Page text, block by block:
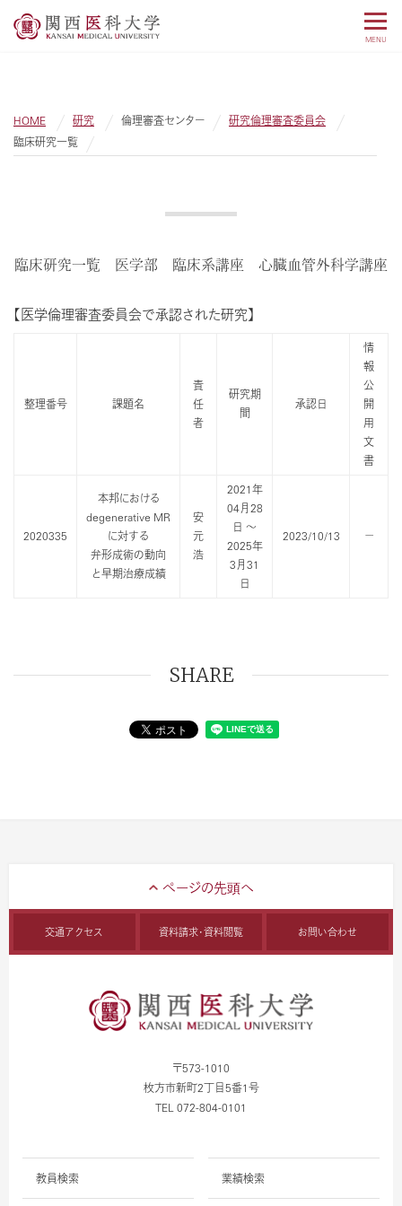
MENU
HOME 研究 倫理審査センター
研究倫理審査委員会
臨床研究一覧
臨床研究一覧 医学部 臨床系講座 心臓血管外科学講座
【医学倫理審査委員会で承認された研究】
整理番号 課題名
責
任
者
研究期
間
承認日
情
報
公
開
用
文
書
2020335
本邦における
degenerative MR
に対する
弁形成術の動向
と早期治療成績
安
元
浩
2021年
04月28
日 ～
2025年
3月31
日
2023/10/13 －
SHARE
交通アクセス 資料請求・資料閲覧 お問い合わせ
〒573-1010
枚方市新町2丁目5番1号
TEL 072-804-0101
教員検索 業績検索